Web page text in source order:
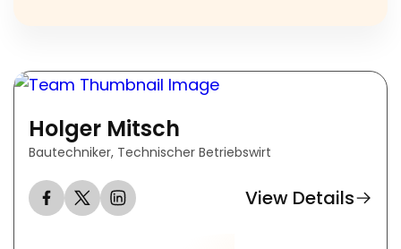
Holger Mitsch
Bautechniker, Technischer Betriebswirt
View Details